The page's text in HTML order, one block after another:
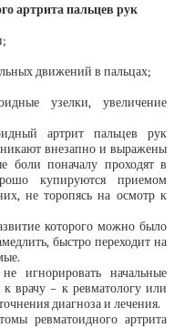
артрита пальцев рук
движений в пальцах;
узелки, увеличение
артрит пальцев рук
внезапно и выражены
боли поначалу проходят в
купируются приемом
не торопясь на осмотр к
которого можно было
быстро переходит на
игнорировать начальные
врачу – к ревматологу или
диагноза и лечения.
ревматоидного артрита